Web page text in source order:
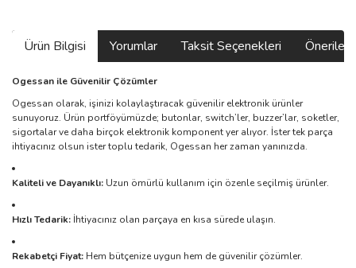
Ürün Bilgisi Yorumlar Taksit Seçenekleri
Ogessan ile Güvenilir Çözümler
Ogessan olarak, işinizi kolaylaştıracak güvenilir elektronik ürünler
sunuyoruz. Ürün portföyümüzde; butonlar, switch’ler, buzzer’lar, soketler,
sigortalar ve daha birçok elektronik komponent yer alıyor. İster tek parça
ihtiyacınız olsun ister toplu tedarik, Ogessan her zaman yanınızda.
Kaliteli ve Dayanıklı: Uzun ömürlü kullanım için özenle seçilmiş ürünler.
Hızlı Tedarik: İhtiyacınız olan parçaya en kısa sürede ulaşın.
Rekabetçi Fiyat: Hem bütçenize uygun hem de güvenilir çözümler.